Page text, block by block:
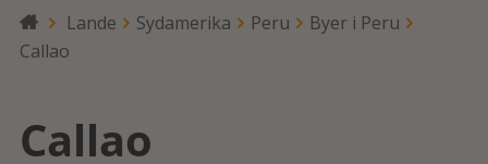
 Lande Sydamerika Peru
Byer i Peru
Callao
Callao